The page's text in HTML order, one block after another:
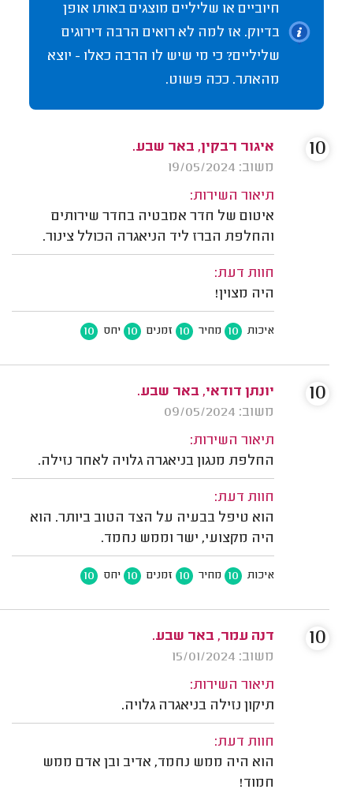
חיוביים או שליליים מוצגים באותו אופן
בדיוק. אז למה לא רואים הרבה דירוגים
שליליים? כי מי שיש לו הרבה כאלו - יוצא
מהאתר. ככה פשוט.
איגור רבקין, באר שבע.
משוב: 19/05/2024
תיאור השירות:
איטום של חדר אמבטיה בחדר שירותים
והחלפת הברז ליד הניאגרה הכולל צינור.
חוות דעת:
היה מצוין!
איכות 10 מחיר 10 זמנים 10 יחס 10
10
יונתן דודאי, באר שבע.
משוב: 09/05/2024
תיאור השירות:
החלפת מנגון בניאגרה גלויה לאחר נזילה.
חוות דעת:
הוא טיפל בבעיה על הצד הטוב ביותר. הוא
היה מקצועי, ישר וממש נחמד.
איכות 10 מחיר 10 זמנים 10 יחס 10
10
דנה עמר, באר שבע.
משוב: 15/01/2024
תיאור השירות:
תיקון נזילה בניאגרה גלויה.
חוות דעת:
הוא היה ממש נחמד, אדיב ובן אדם ממש
חמוד!
10